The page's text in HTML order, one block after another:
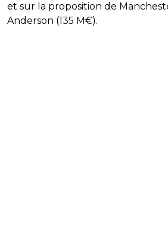
et sur la proposition de
Anderson (135 M€).